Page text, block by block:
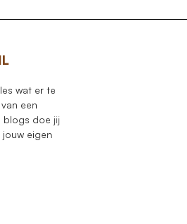
wat er te
een
blogs doe jij
eigen